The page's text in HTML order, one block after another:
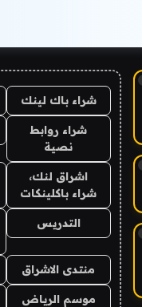
شراء باك لينك
شراء روابط
نصية
اشراق لنك،
شراء باكلينكات
التدريس
منتدى الاشراق
موسم الرياض